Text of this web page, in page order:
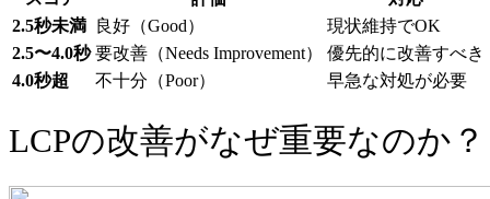
2.5秒未満 良好（Good）
現状維持でOK
2.5〜4.0秒 要改善（Needs Improvement）
優先的に改善すべき
4.0秒超
不十分（Poor） 早急な対処が必要
LCPの改善がなぜ重要なのか？